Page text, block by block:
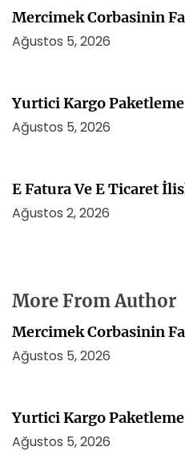
Mercimek Corbasinin
Ağustos 5, 2026
Yurtici Kargo
Ağustos 5, 2026
E Fatura Ve E Ticaret
Ağustos 2, 2026
More From Author
Mercimek Corbasinin
Ağustos 5, 2026
Yurtici Kargo
Ağustos 5, 2026